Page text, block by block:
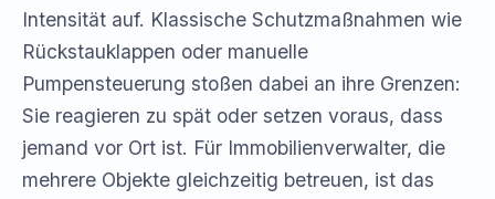
Intensität auf. Klassische Schutzmaßnahmen wie
Rückstauklappen oder manuelle
Pumpensteuerung stoßen dabei an ihre Grenzen:
Sie reagieren zu spät oder setzen voraus, dass
jemand vor Ort ist. Für Immobilienverwalter, die
mehrere Objekte gleichzeitig betreuen, ist das